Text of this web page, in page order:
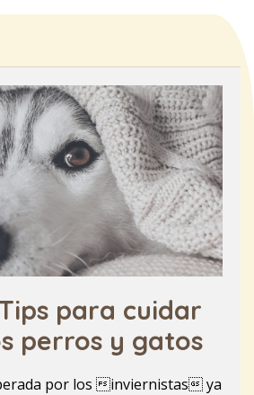
para cuidar
perros y gatos
por los inviernistas ya